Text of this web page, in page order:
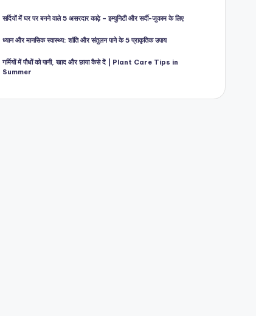
सर्दियों में घर पर बनने वाले 5 असरदार काढ़े – इम्युनिटी और सर्दी-जुकाम के लिए
ध्यान और मानसिक स्वास्थ्य: शांति और संतुलन पाने के 5 प्राकृतिक उपाय
गर्मियों में पौधों को पानी, खाद और छाया कैसे दें | Plant Care Tips in
Summer